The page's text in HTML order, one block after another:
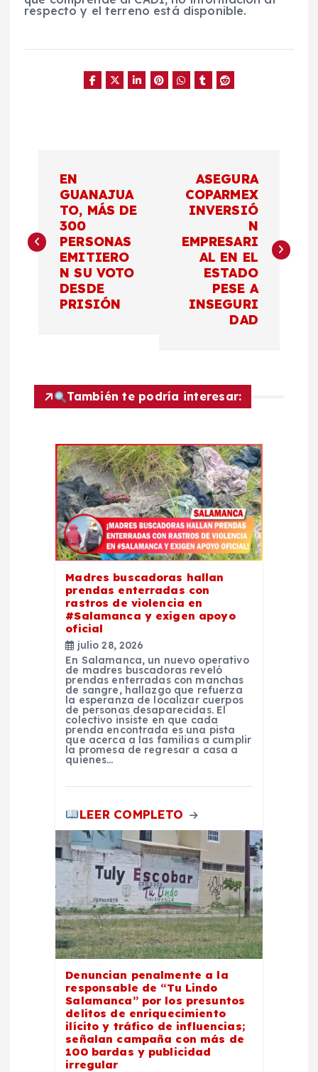
respecto y el terreno está disponible.
v
c
EN
GUANAJUA
TO, MÁS DE
300
PERSONAS
EMITIERO
N SU VOTO
DESDE
PRISIÓN
ASEGURA
COPARMEX
INVERSIÓ
N
EMPRESARI
AL EN EL
ESTADO
PESE A
INSEGURI
DAD
También te podría interesar:
Madres buscadoras hallan
prendas enterradas con
rastros de violencia en
#Salamanca y exigen apoyo
oficial
julio 28, 2026
En Salamanca, un nuevo operativo
de madres buscadoras reveló
prendas enterradas con manchas
de sangre, hallazgo que refuerza
la esperanza de localizar cuerpos
de personas desaparecidas. El
colectivo insiste en que cada
prenda encontrada es una pista
que acerca a las familias a cumplir
la promesa de regresar a casa a
quienes…
LEER COMPLETO
Denuncian penalmente a la
responsable de “Tu Lindo
Salamanca” por los presuntos
delitos de enriquecimiento
ilícito y tráfico de influencias;
señalan campaña con más de
100 bardas y publicidad
irregular